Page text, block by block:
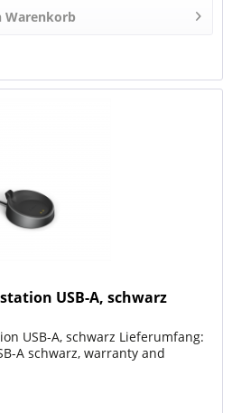
Warenkorb
USB-A, schwarz
USB-A, schwarz Lieferumfang:
A schwarz, warranty and